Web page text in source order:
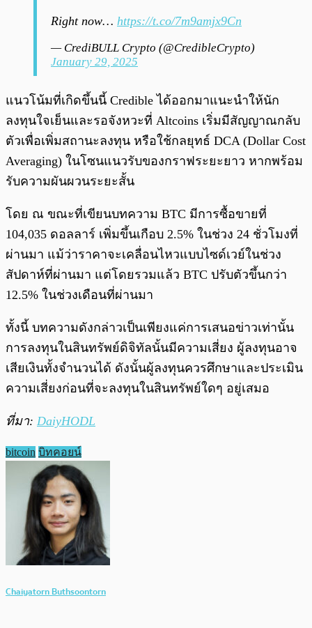
Right now… https://t.co/7m9amjx9Cn
— CrediBULL Crypto (@CredibleCrypto)
January 29, 2025
แนวโน้มที่เกิดขึ้นนี้ Credible ได้ออกมาแนะนำให้นัก
ลงทุนใจเย็นและรอจังหวะที่ Altcoins เริ่มมีสัญญาณกลับ
ตัวเพื่อเพิ่มสถานะลงทุน หรือใช้กลยุทธ์ DCA (Dollar Cost
Averaging) ในโซนแนวรับของกราฟระยะยาว หากพร้อม
รับความผันผวนระยะสั้น
โดย ณ ขณะที่เขียนบทความ BTC มีการซื้อขายที่
104,035 ดอลลาร์ เพิ่มขึ้นเกือบ 2.5% ในช่วง 24 ชั่วโมงที่
ผ่านมา แม้ว่าราคาจะเคลื่อนไหวแบบไซด์เวย์ในช่วง
สัปดาห์ที่ผ่านมา แต่โดยรวมแล้ว BTC ปรับตัวขึ้นกว่า
12.5% ในช่วงเดือนที่ผ่านมา
ทั้งนี้ บทความดังกล่าวเป็นเพียงแค่การเสนอข่าวเท่านั้น
การลงทุนในสินทรัพย์ดิจิทัลนั้นมีความเสี่ยง ผู้ลงทุนอาจ
เสียเงินทั้งจำนวนได้ ดังนั้นผู้ลงทุนควรศึกษาและประเมิน
ความเสี่ยงก่อนที่จะลงทุนในสินทรัพย์ใดๆ อยู่เสมอ
ที่มา: DaiyHODL
bitcoin บิทคอยน์
Chaiyatorn Buthsoontorn